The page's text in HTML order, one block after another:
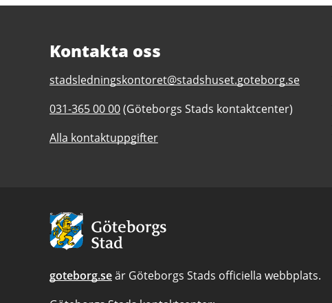
Kontakta oss
E-
till
Stadsledningskontoret
stadsledningskontoret@stadshuset.goteborg.se
Telefonnummer
Stadsledningskontoret
031-365 00 00(Göteborgs Stads kontaktcenter)
Alla kontaktuppgifter
Avsändare:
Göteborgs
Stad
goteborg.seär Göteborgs Stads officiella webbplats.